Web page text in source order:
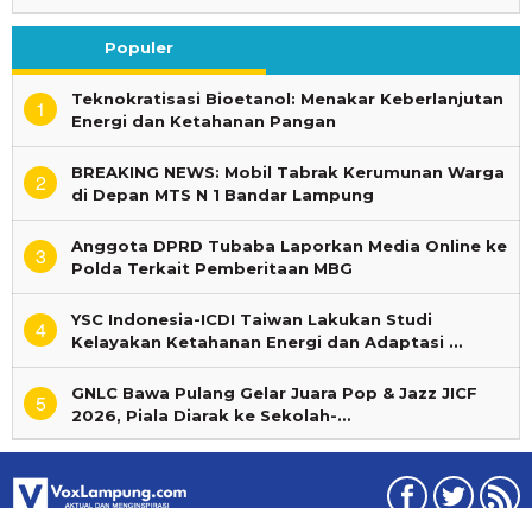
Populer
1
Teknokratisasi Bioetanol: Menakar Keberlanjutan
Energi dan Ketahanan Pangan
2
BREAKING NEWS: Mobil Tabrak Kerumunan Warga
di Depan MTS N 1 Bandar Lampung
3
Anggota DPRD Tubaba Laporkan Media Online ke
Polda Terkait Pemberitaan MBG
4
YSC Indonesia-ICDI Taiwan Lakukan Studi
Kelayakan Ketahanan Energi dan Adaptasi …
5
GNLC Bawa Pulang Gelar Juara Pop & Jazz JICF
2026, Piala Diarak ke Sekolah-…